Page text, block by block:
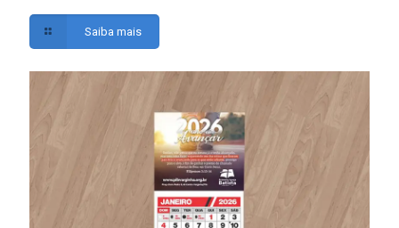
Saiba mais